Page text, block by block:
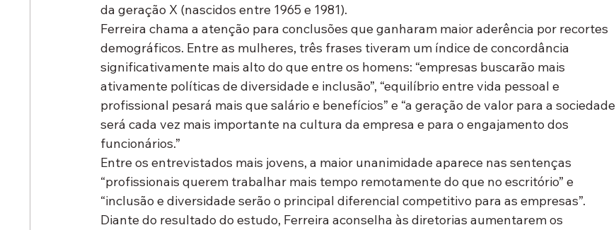
da geração X (nascidos entre 1965 e 1981).
Ferreira chama a atenção para conclusões que ganharam maior aderência por recortes
demográficos. Entre as mulheres, três frases tiveram um índice de concordância
significativamente mais alto do que entre os homens: “empresas buscarão mais
ativamente políticas de diversidade e inclusão”, “equilíbrio entre vida pessoal e
profissional pesará mais que salário e benefícios” e “a geração de valor para a sociedade
será cada vez mais importante na cultura da empresa e para o engajamento dos
funcionários.”
Entre os entrevistados mais jovens, a maior unanimidade aparece nas sentenças
“profissionais querem trabalhar mais tempo remotamente do que no escritório” e
“inclusão e diversidade serão o principal diferencial competitivo para as empresas”.
Diante do resultado do estudo, Ferreira aconselha às diretorias aumentarem os